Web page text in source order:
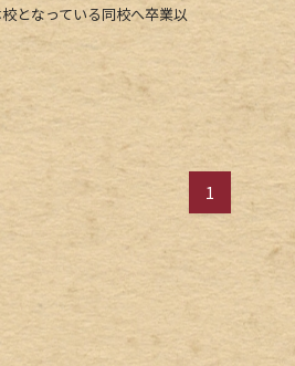
となっている同校へ卒業以
1